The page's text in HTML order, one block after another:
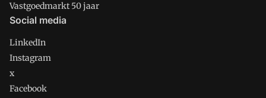
Vastgoedmarkt 50 jaar
Social media
LinkedIn
Instagram
x
Facebook